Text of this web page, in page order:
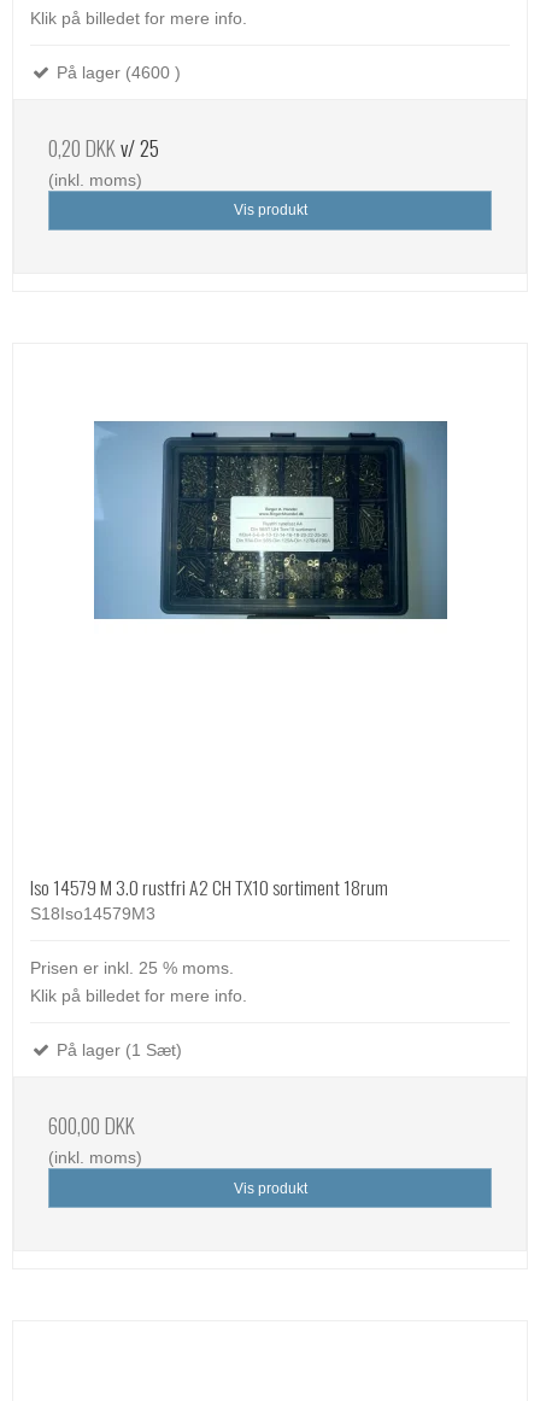
Klik på billedet for mere info.
På lager (4600 )
0,20 DKKv/ 25
(inkl. moms)
Vis produkt
Iso 14579 M 3.0 rustfri A2 CH TX10 sortiment 18rum
S18Iso14579M3
Prisen er inkl. 25 % moms.
Klik på billedet for mere info.
På lager (1 Sæt)
600,00 DKK
(inkl. moms)
Vis produkt